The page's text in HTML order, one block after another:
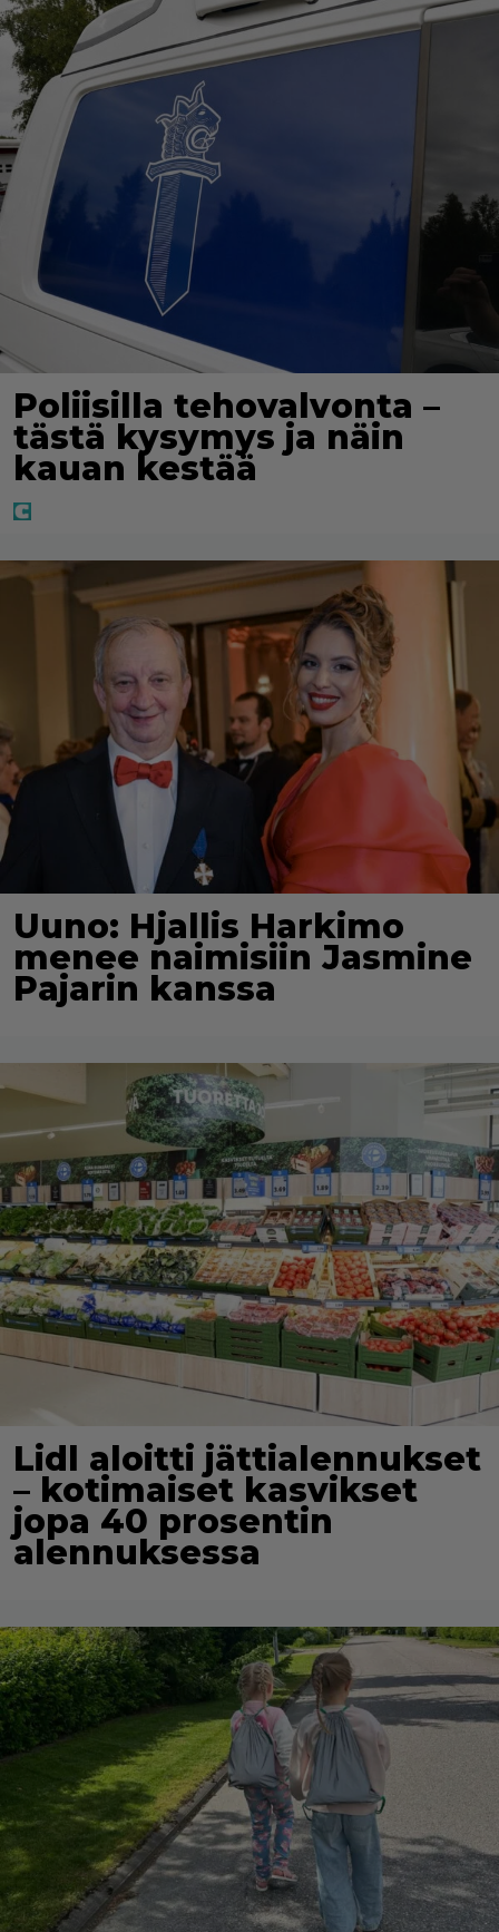
Poliisilla tehovalvonta –
tästä kysymys ja näin
kauan kestää
Uuno: Hjallis Harkimo
menee naimisiin Jasmine
Pajarin kanssa
Lidl aloitti jättialennukset
– kotimaiset kasvikset
jopa 40 prosentin
alennuksessa